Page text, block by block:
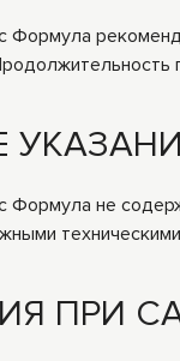
Формула
Формула не
ПРИ